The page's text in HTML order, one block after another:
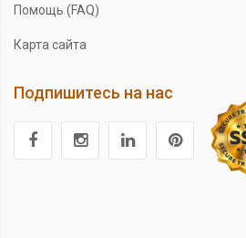
Помощь (FAQ)
Карта сайта
Подпишитесь на нас